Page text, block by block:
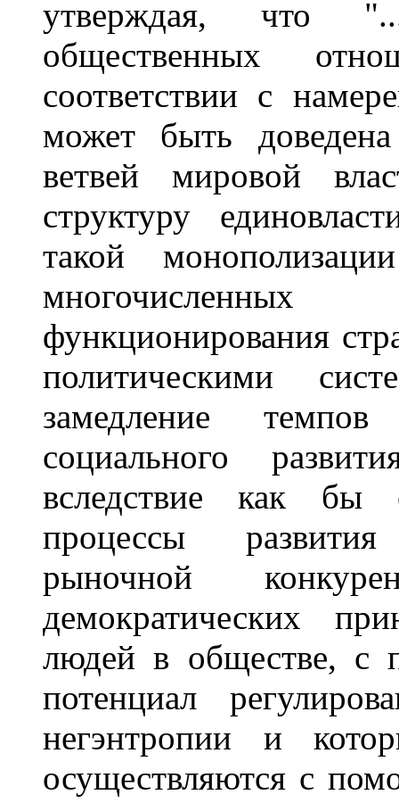
утверждая, что
общественных
соответствии с
может быть
ветвей мировой
структуру
такой
многочисленных
функционирования
политическими
замедление
социального
вследствие как бы
процессы
рыночной
демократических
людей в обществе, с
потенциал
негэнтропии и
осуществляются с